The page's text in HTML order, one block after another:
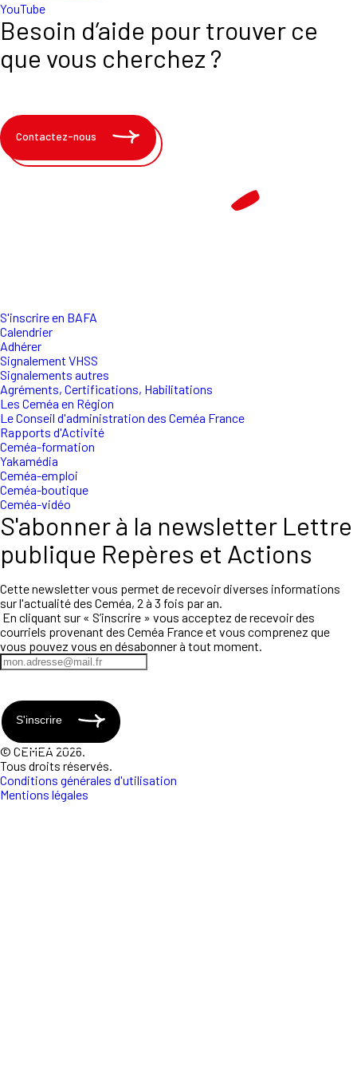
YouTube
Besoin d’aide pour trouver ce
que vous cherchez ?
Contactez-nous
S'inscrire en BAFA
Calendrier
Adhérer
Signalement VHSS
Signalements autres
Agréments, Certifications, Habilitations
Les Ceméa en Région
Le Conseil d'administration des Ceméa France
Rapports d'Activité
Ceméa-formation
Yakamédia
Ceméa-emploi
Ceméa-boutique
Ceméa-vidéo
S'abonner à la newsletter Lettre
publique Repères et Actions
Cette newsletter vous permet de recevoir diverses informations
sur l'actualité des Ceméa, 2 à 3 fois par an.
En cliquant sur « S’inscrire » vous acceptez de recevoir des
courriels provenant des Ceméa France et vous comprenez que
vous pouvez vous en désabonner à tout moment.
S'inscrire
© CEMEA 2026.
Tous droits réservés.
Conditions générales d'utilisation
Mentions légales